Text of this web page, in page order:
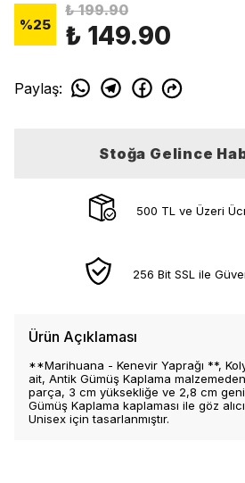
%25
₺ 199.90
₺ 149.90
Paylaş:
Stoğa Gelince
500 TL ve Üzeri
256 Bit SSL ile
Ürün Açıklaması
**Marihuana - Kenevir Yaprağı **,
ait, Antik Gümüş Kaplama
parça, 3 cm yüksekliğe ve 2,8 cm
Gümüş Kaplama kaplaması ile göz
Unisex için tasarlanmıştır.